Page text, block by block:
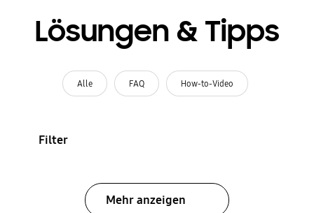
Lösungen & Tipps
Alle FAQ How-to-Video
Filter
Mehr anzeigen